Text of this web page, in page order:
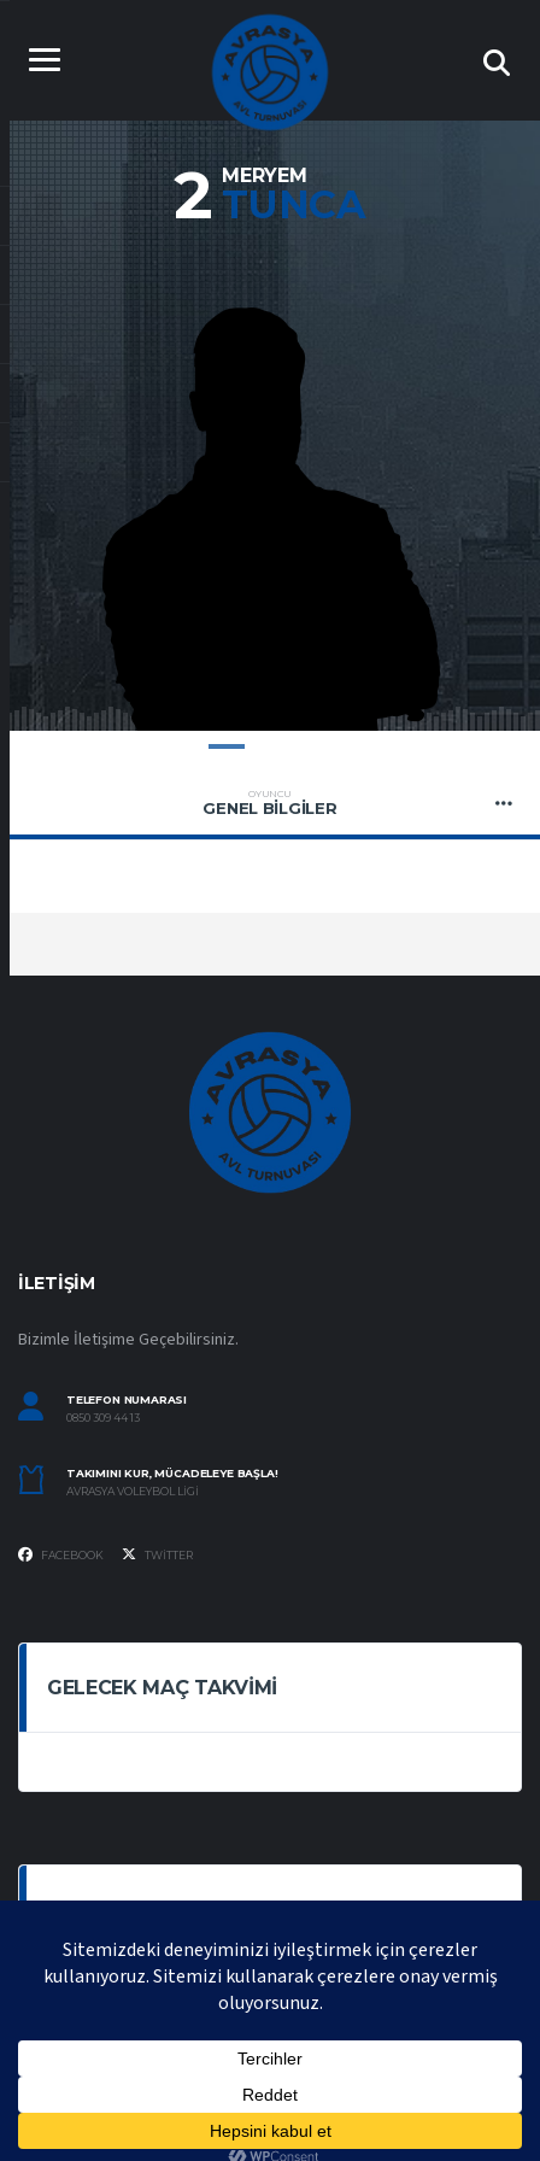
2 MERYEM
TUNCA
OYUNCU
GENEL BILGILER
İLETIŞIM
Bizimle İletişime Geçebilirsiniz.
TELEFON NUMARASI
0850 309 44 13
TAKIMINI KUR, MÜCADELEYE BAŞLA!
AVRASYA VOLEYBOL LIGI
FACEBOOK TWITTER
GELECEK MAÇ TAKVIMI
AVRASYA VOLEYBOL LIGI 2021 | AVRASYA SPORTIF FAALIYETLER ORGANIZASYONUDUR,
TÜM HAKLARI SAKLIDIR.